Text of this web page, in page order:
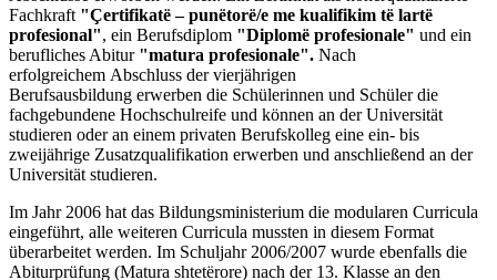
Fachkraft "Çertifikatë – punëtorë/e me kualifikim të lartë
profesional", ein Berufsdiplom "Diplomë profesionale" und ein
berufliches Abitur "matura profesionale". Nach
erfolgreichem Abschluss der vierjährigen
Berufsausbildung erwerben die Schülerinnen und Schüler die
fachgebundene Hochschulreife und können an der Universität
studieren oder an einem privaten Berufskolleg eine ein- bis
zweijährige Zusatzqualifikation erwerben und anschließend an der
Universität studieren.
Im Jahr 2006 hat das Bildungsministerium die modularen Curricula
eingeführt, alle weiteren Curricula mussten in diesem Format
überarbeitet werden. Im Schuljahr 2006/2007 wurde ebenfalls die
Abiturprüfung (Matura shtetërore) nach der 13. Klasse an den